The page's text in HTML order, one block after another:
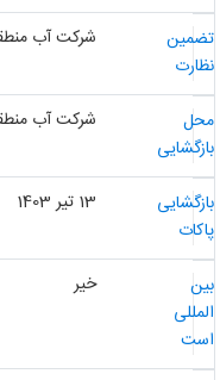
شرکت آب
شرکت آب
13 تیر 1403
خیر